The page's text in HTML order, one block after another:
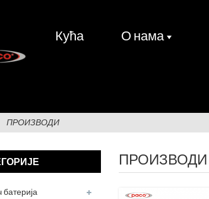
Кућа О нама
ПРОИЗВОДИ
ПРОИЗВОДИ